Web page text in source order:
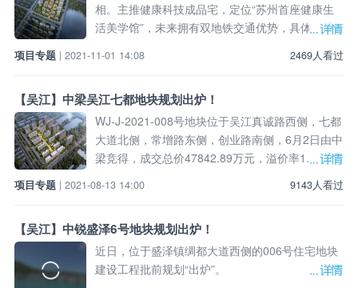
相。主推健康科技成品宅，定位“苏州首座健康生
活美学馆”，未来拥有双地铁交通优势，具体位于
2469人看过
项目专题 | 2021-11-01 14:08
【吴江】中梁吴江七都地块规划出炉！
WJ-J-2021-008号地块位于吴江真诚路西侧，七都
大道北侧，常增路东侧，创业路南侧，6月2日由中
梁竞得，成交总价47842.89万元，溢价率1.27%。
9143人看过
项目专题 | 2021-08-13 14:00
【吴江】中锐盛泽6号地块规划出炉！
近日，位于盛泽镇绸都大道西侧的006号住宅地块
建设工程批前规划“出炉”。